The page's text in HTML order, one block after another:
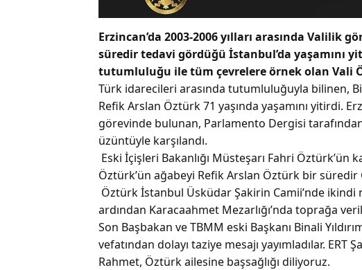
Erzincan’da 2003-2006 yılları arasında
süredir tedavi gördüğü İstanbul’da yaşamını
tutumluluğu ile tüm çevrelere örnek olan Vali
Türk idarecileri arasında tutumluluğuyla bilinen,
Refik Arslan Öztürk 71 yaşında yaşamını yitirdi.
görevinde bulunan, Parlamento Dergisi
üzüntüyle karşılandı.
Eski İçişleri Bakanlığı Müsteşarı Fahri Öztürk’ün
Öztürk’ün ağabeyi Refik Arslan Öztürk bir
Öztürk İstanbul Üsküdar Şakirin Camii’nde ikindi
ardından Karacaahmet Mezarlığı’nda toprağa
Son Başbakan ve TBMM eski Başkanı Binali
vefatından dolayı taziye mesajı yayımladılar.
Rahmet, Öztürk ailesine başsağlığı diliyoruz.